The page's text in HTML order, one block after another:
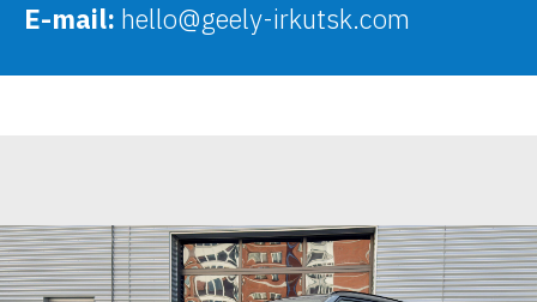
E-mail: hello@geely-irkutsk.com